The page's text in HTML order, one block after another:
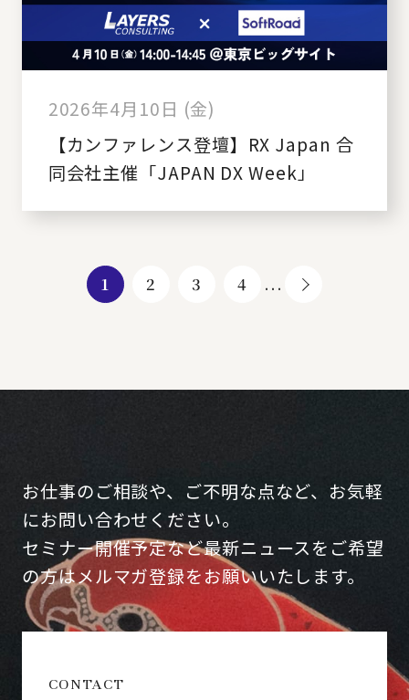
2026年4月10日 (金)
【カンファレンス登壇】RX Japan 合
同会社主催「JAPAN DX Week」
1 2 3 4 ...
お仕事のご相談や、ご不明な点など、お気軽
にお問い合わせください。
セミナー開催予定など最新ニュースをご希望
の方はメルマガ登録をお願いいたします。
CONTACT